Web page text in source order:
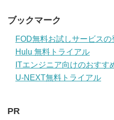
ブックマーク
FOD無料お試しサービスの
Hulu 無料トライアル
ITエンジニア向けのおすす
U-NEXT無料トライアル
PR